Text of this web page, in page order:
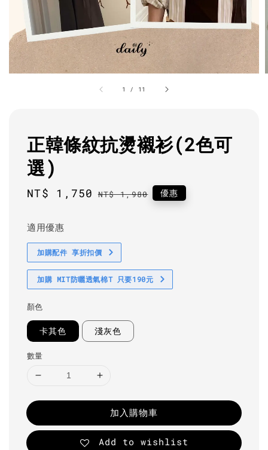
1 / 11
正韓條紋抗燙襯衫(2色可
選)
Sale
NT$ 1,750 Regular
NT$ 1,980 優惠
適用優惠
加購配件 享折扣價
加購 MIT防曬透氣棉T 只要190元
顏色
卡其色 淺灰色
數量
加入購物車
Add to wishlist